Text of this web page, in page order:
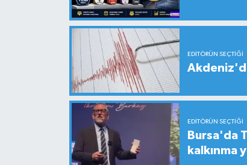
EDITÖRÜN SEÇTIĞI
EDITÖRÜN SEÇTIĞI
Bursa'da
kalkınma